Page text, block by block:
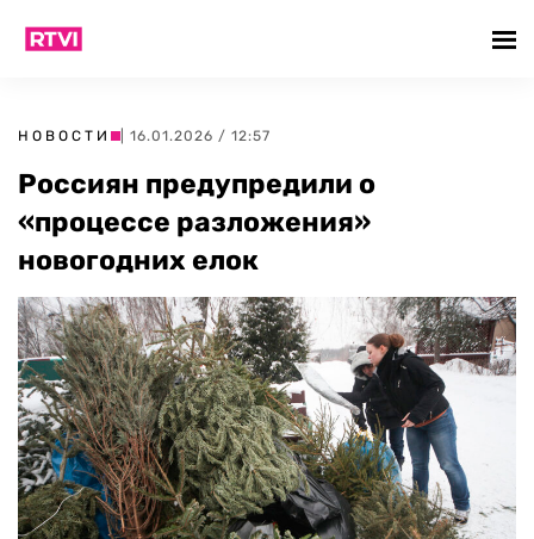
НОВОСТИ | 16.01.2026 / 12:57
Россиян предупредили о
«процессе разложения»
новогодних елок